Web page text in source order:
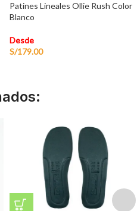
Patines Lineales Ollie Rush Color
Blanco
Desde
S/179.00